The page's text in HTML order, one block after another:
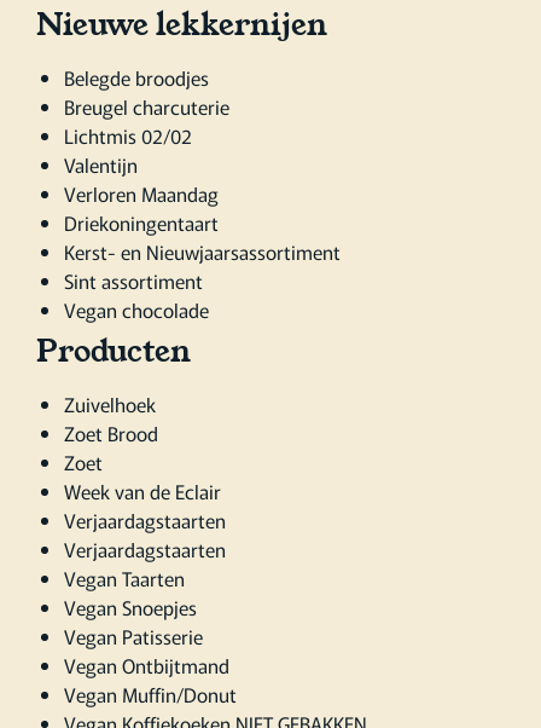
Nieuwe lekkernijen
Belegde broodjes
Breugel charcuterie
Lichtmis 02/02
Valentijn
Verloren Maandag
Driekoningentaart
Kerst- en Nieuwjaarsassortiment
Sint assortiment
Vegan chocolade
Producten
Zuivelhoek
Zoet Brood
Zoet
Week van de Eclair
Verjaardagstaarten
Verjaardagstaarten
Vegan Taarten
Vegan Snoepjes
Vegan Patisserie
Vegan Ontbijtmand
Vegan Muffin/Donut